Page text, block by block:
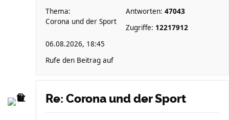
Thema:
Corona und der Sport
Antworten: 47043
Zugriffe: 12217912
06.08.2026, 18:45
Rufe den Beitrag auf
Re: Corona und der Sport